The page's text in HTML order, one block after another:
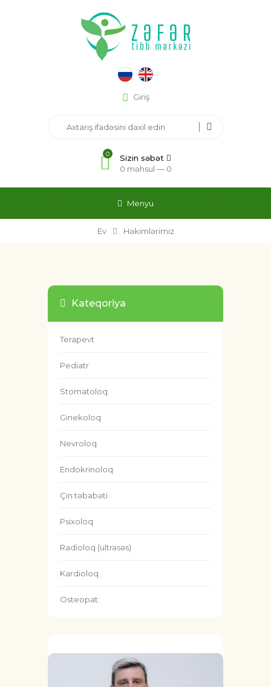
Giriş
0
Sizin səbət
0 məhsul — 0
Menyu
Ev Həkimlərimiz
Kateqoriya
Terapevt
Pediatr
Stomatoloq
Ginekoloq
Nevroloq
Endokrinoloq
Çin təbabəti
Psixoloq
Radioloq (ultrasəs)
Kardioloq
Osteopat